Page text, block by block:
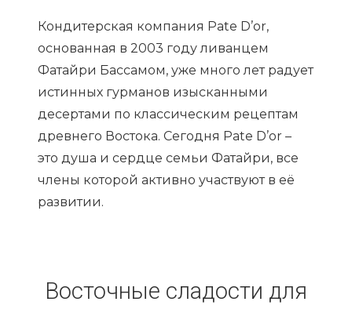
Кондитерская компания Pate D’or,
основанная в 2003 году ливанцем
Фатайри Бассамом, уже много лет радует
истинных гурманов изысканными
десертами по классическим рецептам
древнего Востока. Сегодня Pate D’or –
это душа и сердце семьи Фатайри, все
члены которой активно участвуют в её
развитии.
Восточные сладости для